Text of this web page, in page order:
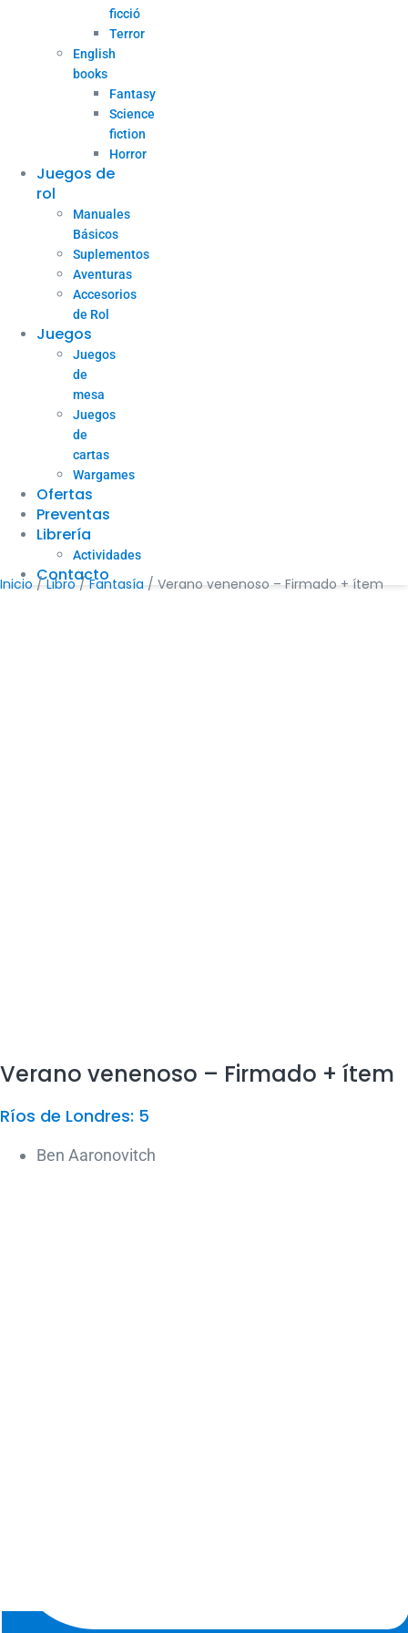
ficció
Terror
English
books
Fantasy
Science
fiction
Horror
Juegos de
rol
Manuales
Básicos
Suplementos
Aventuras
Accesorios
de Rol
Juegos
Juegos
de
mesa
Juegos
de
cartas
Wargames
Ofertas
Preventas
Librería
Actividades
Contacto
Inicio /Libro/Fantasía / Verano venenoso – Firmado + ítem
Verano venenoso – Firmado + ítem
Ríos de Londres: 5
Ben Aaronovitch